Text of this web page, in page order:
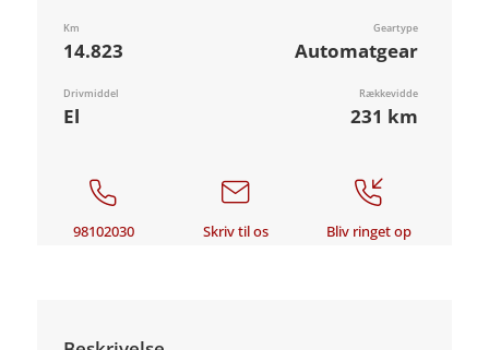
Km
14.823
Geartype
Automatgear
Drivmiddel
El
Rækkevidde
231 km
98102030 Skriv til os Bliv ringet op